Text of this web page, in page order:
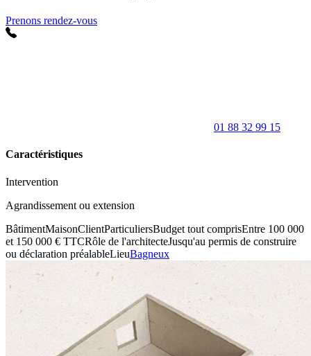
Prenons rendez-vous
01 88 32 99 15
Caractéristiques
Intervention
Agrandissement ou extension
BâtimentMaisonClientParticuliersBudget tout comprisEntre 100 000
et 150 000 € TTCRôle de l'architecteJusqu'au permis de construire
ou déclaration préalableLieuBagneux